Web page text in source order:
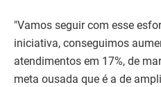
"Vamos seguir com esse
iniciativa, conseguimos
atendimentos em 17%, de
meta ousada que é a de